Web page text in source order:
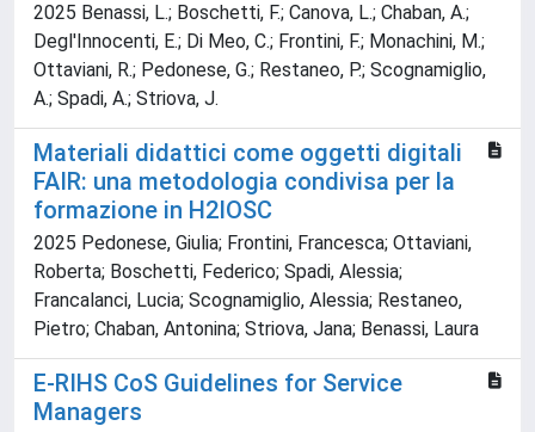
2025 Benassi, L.; Boschetti, F.; Canova, L.; Chaban, A.;
Degl'Innocenti, E.; Di Meo, C.; Frontini, F.; Monachini, M.;
Ottaviani, R.; Pedonese, G.; Restaneo, P.; Scognamiglio,
A.; Spadi, A.; Striova, J.
Materiali didattici come oggetti digitali
FAIR: una metodologia condivisa per la
formazione in H2IOSC
2025 Pedonese, Giulia; Frontini, Francesca; Ottaviani,
Roberta; Boschetti, Federico; Spadi, Alessia;
Francalanci, Lucia; Scognamiglio, Alessia; Restaneo,
Pietro; Chaban, Antonina; Striova, Jana; Benassi, Laura
E-RIHS CoS Guidelines for Service
Managers